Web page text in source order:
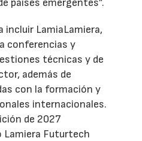
países emergentes”.
incluir LamiaLamiera,
conferencias y
técnicas y de
además de
con la formación y
internacionales.
de 2027
Lamiera Futurtech